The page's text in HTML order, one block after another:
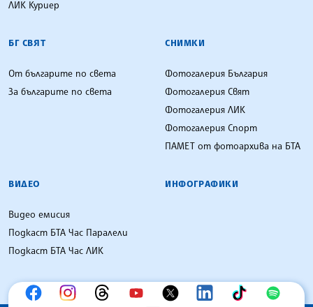
ЛИК Куриер
БГ СВЯТ
От българите по света
За българите по света
СНИМКИ
Фотогалерия България
Фотогалерия Свят
Фотогалерия ЛИК
Фотогалерия Спорт
ПАМЕТ от фотоархива на БТА
ВИДЕО
Видео емисия
Подкаст БТА Час Паралели
Подкаст БТА Час ЛИК
ИНФОГРАФИКИ